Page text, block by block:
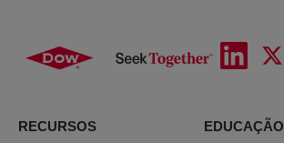
RECURSOS
EDUCAÇÃO